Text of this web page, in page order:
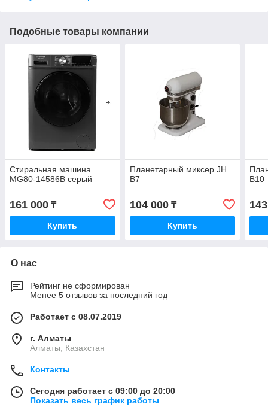
Подобные товары компании
Стиральная машина
MG80-14586B серый
161 000 ₸
Купить
Планетарный миксер JH
B7
104 000₸
Купить
B10
О нас
Рейтинг не сформирован
Менее 5 отзывов за последний год
Работает с 08.07.2019
г. Алматы
Алматы, Казахстан
Контакты
Сегодня работает с 09:00 до 20:00
Показать весь график работы